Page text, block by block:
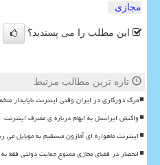
مجازی
این مطلب را می پسندید؟
تازه ترین مطالب مرتبط
مرگ دورکاری در ایران وقتی اینترنت ناپایدار
واکنش ایرانسل به ابهام درباره ی مصرف اینترنت
اینترنت ماهواره ای آمازون مستقیم به موبایل می
انحصار در فضای مجازی ممنوع حمایت دولتی فقط